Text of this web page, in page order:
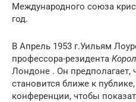
Международного союза
год.
В Апрель 1953 г.Уильям
профессора-резидента
Лондоне . Он предполагает,
становится ближе к
конференции, чтобы